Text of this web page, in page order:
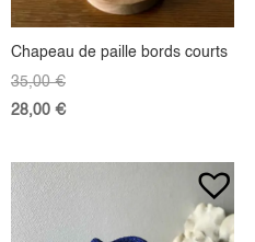
Chapeau de paille bords courts
35,00€
28,00 €